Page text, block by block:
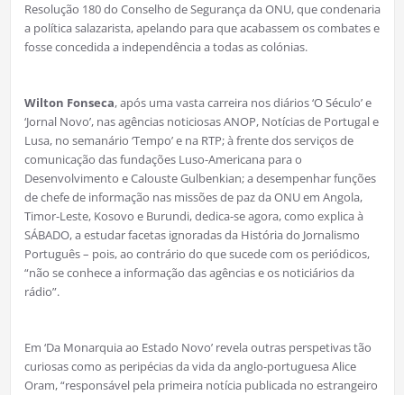
Resolução 180 do Conselho de Segurança da ONU, que condenaria
a política salazarista, apelando para que acabassem os combates e
fosse concedida a independência a todas as colónias.
Wilton Fonseca, após uma vasta carreira nos diários ‘O Século’ e
‘Jornal Novo’, nas agências noticiosas ANOP, Notícias de Portugal e
Lusa, no semanário ‘Tempo’ e na RTP; à frente dos serviços de
comunicação das fundações Luso-Americana para o
Desenvolvimento e Calouste Gulbenkian; a desempenhar funções
de chefe de informação nas missões de paz da ONU em Angola,
Timor-Leste, Kosovo e Burundi, dedica-se agora, como explica à
SÁBADO, a estudar facetas ignoradas da História do Jornalismo
Português – pois, ao contrário do que sucede com os periódicos,
“não se conhece a informação das agências e os noticiários da
rádio”.
Em ‘Da Monarquia ao Estado Novo’ revela outras perspetivas tão
curiosas como as peripécias da vida da anglo-portuguesa Alice
Oram, “responsável pela primeira notícia publicada no estrangeiro